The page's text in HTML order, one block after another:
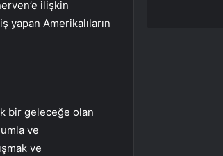
ilişkin
Amerikalıların
bir geleceğe olan
ve
ve